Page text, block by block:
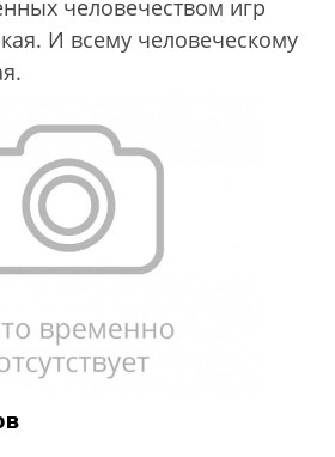
человечеством игр
И всему человеческому